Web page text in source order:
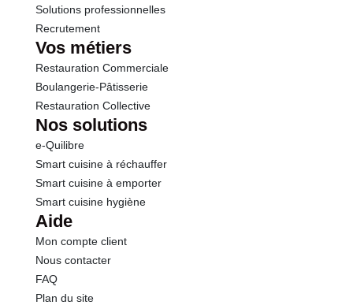
Calcium
Solutions professionnelles
Recrutement
Vos métiers
Restauration Commerciale
Boulangerie-Pâtisserie
Restauration Collective
Nos solutions
e-Quilibre
Smart cuisine à réchauffer
Smart cuisine à emporter
Smart cuisine hygiène
Aide
Mon compte client
Nous contacter
FAQ
Plan du site